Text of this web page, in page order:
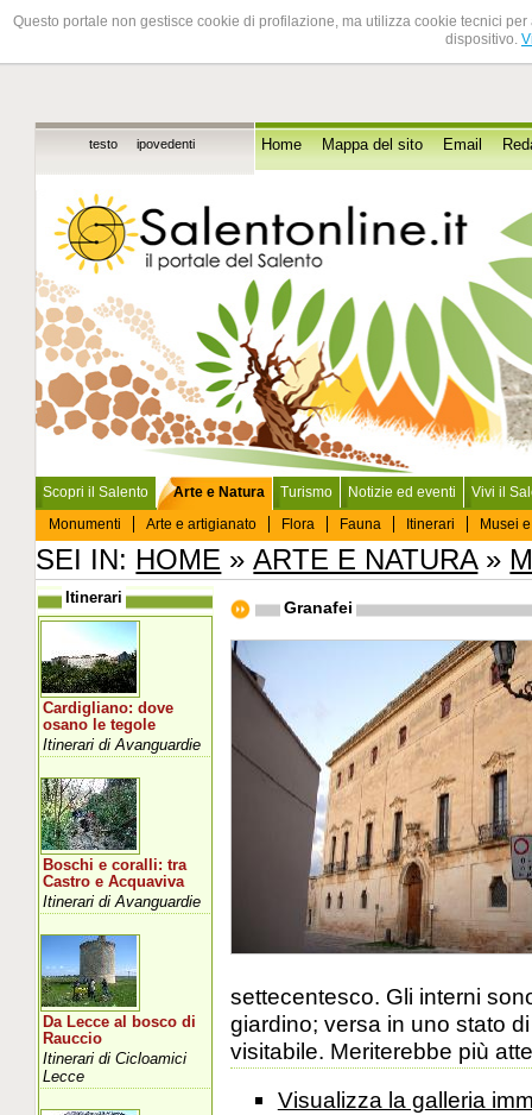
Questo portale non gestisce cookie di profilazione, ma utilizza cookie tecnici
dispositivo.
testo ipovedenti Home Mappa del sito Email
Scopri il Salento
Arte e Natura
Monumenti
Arte e artigianato Flora Fauna Itinerari Musei
Turismo Notizie ed eventi Vivi il
SEI IN: HOME »ARTE E NATURA»
Granafei
settecentesco. Gli interni
giardino; versa in uno stato
visitabile. Meriterebbe più
Visualizza la galleria
Itinerari
Cardigliano: dove
osano le tegole
Itinerari di Avanguardie
Boschi e coralli: tra
Castro e Acquaviva
Itinerari di Avanguardie
Da Lecce al bosco di
Rauccio
Itinerari di Cicloamici
Lecce